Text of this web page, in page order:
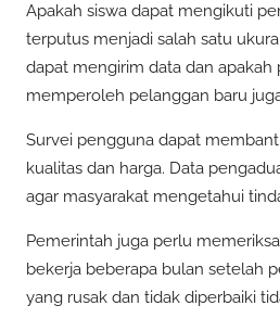
Apakah siswa dapat mengikuti
terputus menjadi salah satu
dapat mengirim data dan apakah
memperoleh pelanggan baru
Survei pengguna dapat
kualitas dan harga. Data
agar masyarakat mengetahui
Pemerintah juga perlu
bekerja beberapa bulan setelah
yang rusak dan tidak diperbaiki